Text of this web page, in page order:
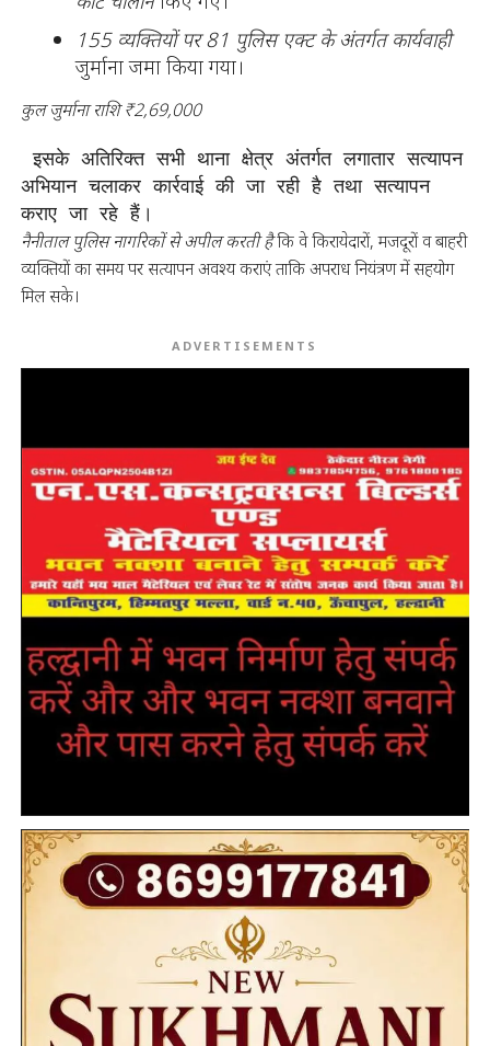
155 व्यक्तियों पर 81 पुलिस एक्ट के अंतर्गत कार्यवाही
जुर्माना जमा किया गया।
कुल जुर्माना राशि ₹2,69,000
इसके अतिरिक्त सभी थाना क्षेत्र अंतर्गत लगातार सत्यापन
अभियान चलाकर कार्रवाई की जा रही है तथा सत्यापन
कराए जा रहे हैं।
नैनीताल पुलिस नागरिकों से अपील करती हैकि वे किरायेदारों, मजदूरों व बाहरी
व्यक्तियों का समय पर सत्यापन अवश्य कराएं ताकि अपराध नियंत्रण में सहयोग
मिल सके।
ADVERTISEMENTS